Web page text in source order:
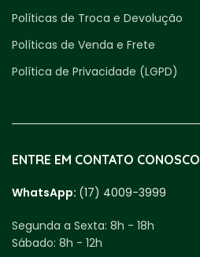
Políticas de Troca e Devolução
Políticas de Venda e Frete
Política de Privacidade (LGPD)
ENTRE EM CONTATO CONOSCO
WhatsApp: (17) 4009-3999
Segunda a Sexta: 8h - 18h
Sábado: 8h - 12h